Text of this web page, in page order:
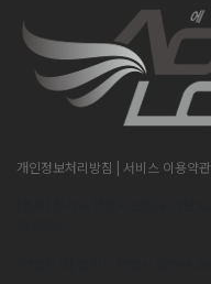
개인정보처리방침 | 서비스 이용약관